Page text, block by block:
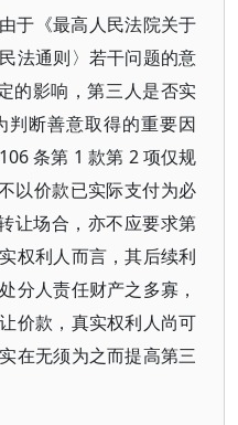
于《最高人民法院关于
法通则〉若干问题的意
的影响，第三人是否实
判断善意取得的重要因
条第 1 款第 2 项仅规
以价款已实际支付为必
让场合，亦不应要求第
权利人而言，其后续利
分人责任财产之多寡，
价款，真实权利人尚可
在无须为之而提高第三